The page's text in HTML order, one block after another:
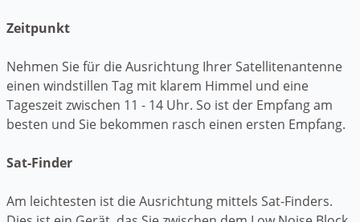
Zeitpunkt
Nehmen Sie für die Ausrichtung Ihrer Satellitenantenne
einen windstillen Tag mit klarem Himmel und eine
Tageszeit zwischen 11 - 14 Uhr. So ist der Empfang am
besten und Sie bekommen rasch einen ersten Empfang.
Sat-Finder
Am leichtesten ist die Ausrichtung mittels Sat-Finders.